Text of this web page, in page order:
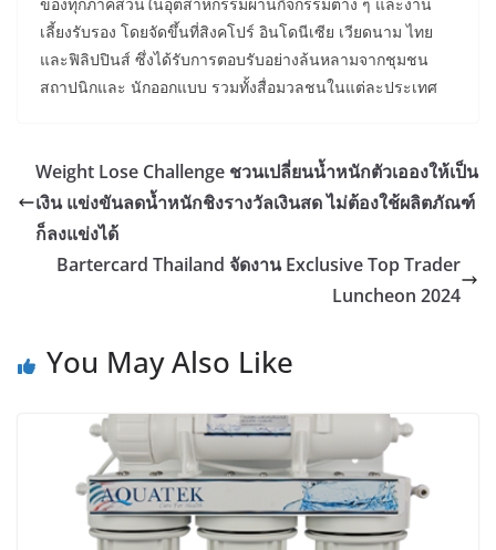
ของทุกภาคส่วนในอุตสาหกรรมผ่านกิจกรรมต่าง ๆ และงาน
เลี้ยงรับรอง โดยจัดขึ้นที่สิงคโปร์ อินโดนีเซีย เวียดนาม ไทย
และฟิลิปปินส์ ซึ่งได้รับการตอบรับอย่างล้นหลามจากชุมชน
สถาปนิกและ นักออกแบบ รวมทั้งสื่อมวลชนในแต่ละประเทศ
Weight Lose Challenge ชวนเปลี่ยนน้ำหนักตัวเอองให้เป็น
เงิน แข่งขันลดน้ำหนักชิงรางวัลเงินสด ไม่ต้องใช้ผลิตภัณฑ์
ก็ลงแข่งได้
Bartercard Thailand จัดงาน Exclusive Top Trader
Luncheon 2024
You May Also Like